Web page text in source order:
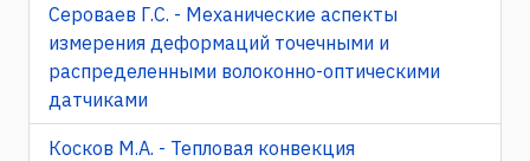
Сероваев Г.С. - Механические аспекты
измерения деформаций точечными и
распределенными волоконно-оптическими
датчиками
Косков М.А. - Тепловая конвекция